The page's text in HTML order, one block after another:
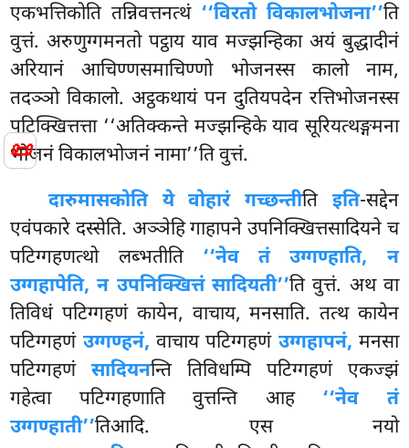
📜
एकभत्तिकोति तन्निवत्तनत्थं ‘‘विरतो विकालभोजना’’ति
वुत्तं. अरुणुग्गमनतो पट्ठाय याव मज्झन्हिका अयं बुद्धादीनं
अरियानं आचिण्णसमाचिण्णो भोजनस्स कालो नाम,
तदञ्ञो विकालो. अट्ठकथायं पन दुतियपदेन रत्तिभोजनस्स
पटिक्खित्तत्ता ‘‘अतिक्कन्ते मज्झन्हिके याव सूरियत्थङ्गमना
भोजनं विकालभोजनं नामा’’ति वुत्तं.
दारुमासकोति ये वोहारं गच्छन्तीति इति-सद्देन
एवंपकारे दस्सेति. अञ्ञेहि गाहापने उपनिक्खित्तसादियने च
पटिग्गहणत्थो लब्भतीति ‘‘नेव तं उग्गण्हाति, न
उग्गहापेति, न उपनिक्खित्तं सादियती’’ति वुत्तं. अथ वा
तिविधं पटिग्गहणं कायेन, वाचाय, मनसाति. तत्थ कायेन
पटिग्गहणं उग्गण्हनं, वाचाय पटिग्गहणं उग्गहापनं, मनसा
पटिग्गहणंसादियनन्ति तिविधम्पि पटिग्गहणं एकज्झं
गहेत्वा पटिग्गहणाति वुत्तन्ति आह ‘‘नेव तं
उग्गण्हाती’’तिआदि. एस नयो